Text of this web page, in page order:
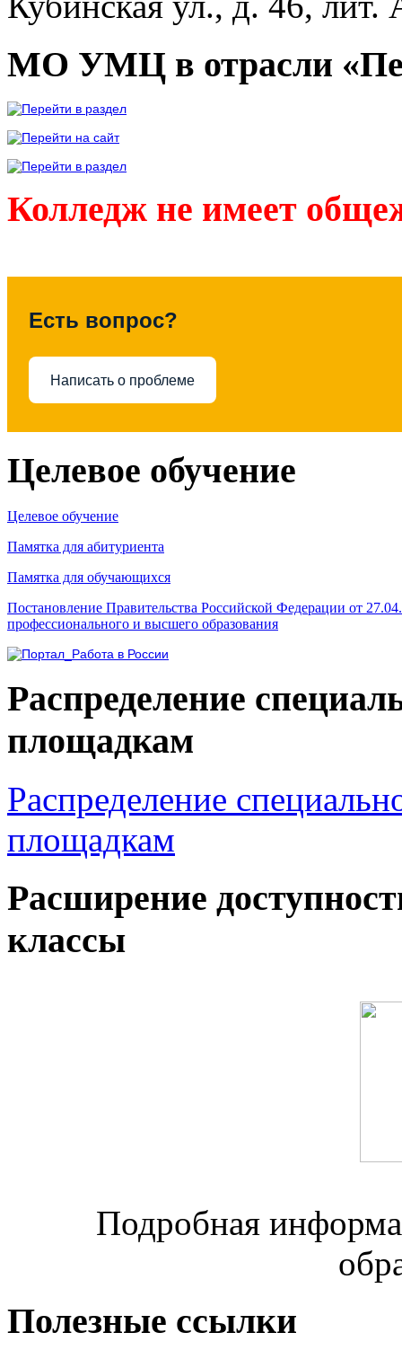
МО УМЦ в отрасли
Колледж не имеет
Есть вопрос?
Написать о проблеме
Целевое обучение
Целевое обучение
Памятка для абитуриента
Памятка для обучающихся
Постановление Правительства Российской Федерации от
профессионального и высшего образования
Распределение
площадкам
Распределение
площадкам
Расширение
классы
Подробная
Полезные ссылки